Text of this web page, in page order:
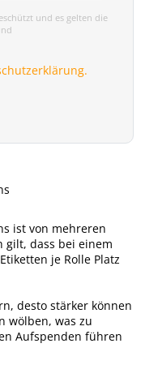
und es gelten die
ist von mehreren
gilt, dass bei einem
je Rolle Platz
desto stärker können
wölben, was zu
Aufspenden führen